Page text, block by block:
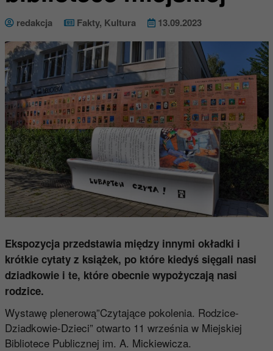
redakcja Fakty, Kultura 13.09.2023
Ekspozycja przedstawia między innymi okładki i
krótkie cytaty z książek, po które kiedyś sięgali nasi
dziadkowie i te, które obecnie wypożyczają nasi
rodzice.
Wystawę plenerową”Czytające pokolenia. Rodzice-
Dziadkowie-Dzieci” otwarto 11 września w Miejskiej
Bibliotece Publicznej im. A. Mickiewicza.